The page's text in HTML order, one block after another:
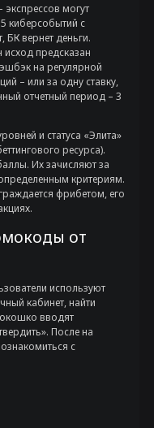
могут
киберсобытий с
БК вернет деньги.
предсказан
на регулярной
– или за одну ставку,
отчетный период – 3
и статуса «Элита»
ресурса).
Их зачисляют за
критериям.
фрибетом, его
от
используют
кабинет, найти
вводят
После на
с